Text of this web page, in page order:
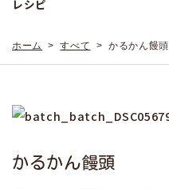
レシピ
ホーム >すべて > かるかん饅頭
かるかん饅頭